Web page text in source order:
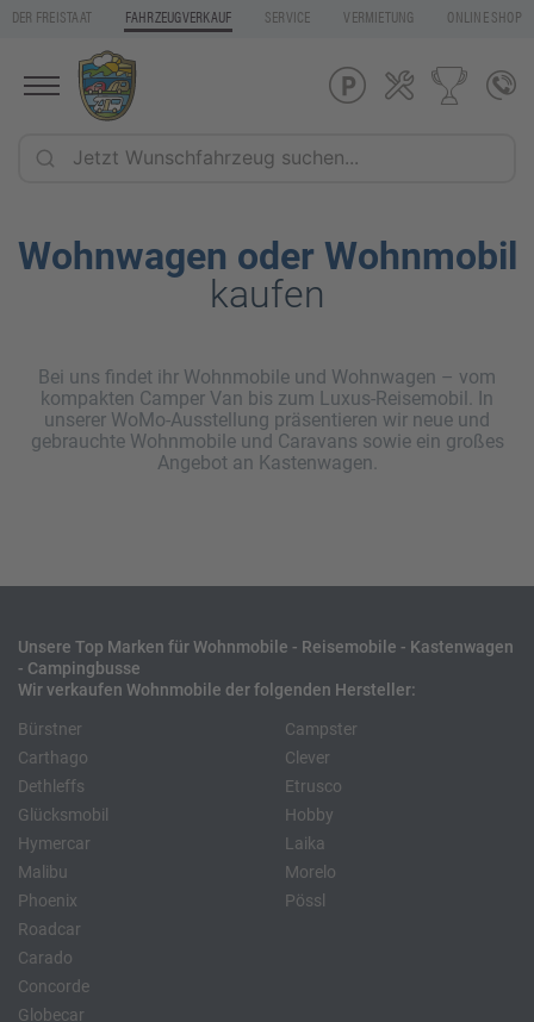
DER FREISTAAT FAHRZEUGVERKAUF SERVICE VERMIETUNG ONLINE SHOP
Wohnwagen oder Wohnmobil
kaufen
Bei uns findet ihr Wohnmobile und Wohnwagen – vom
kompakten Camper Van bis zum Luxus-Reisemobil. In
unserer WoMo-Ausstellung präsentieren wir neue und
gebrauchte Wohnmobile und Caravans sowie ein großes
Angebot an Kastenwagen.
Unsere Top Marken für Wohnmobile - Reisemobile - Kastenwagen
- Campingbusse
Wir verkaufen Wohnmobile der folgenden Hersteller:
Bürstner
Carthago
Dethleffs
Glücksmobil
Hymercar
Malibu
Phoenix
Roadcar
Campster
Clever
Etrusco
Hobby
Laika
Morelo
Pössl
Carado
Concorde
Globecar